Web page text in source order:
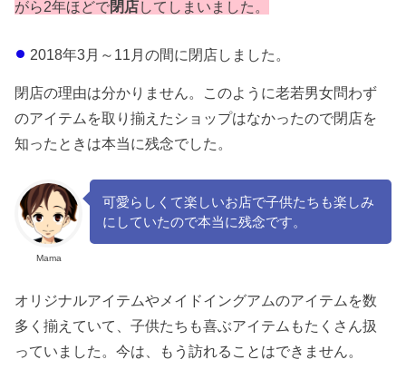
がら2年ほどで閉店してしまいました。
2018年3月～11月の間に閉店しました。
閉店の理由は分かりません。このように老若男女問わず
のアイテムを取り揃えたショップはなかったので閉店を
知ったときは本当に残念でした。
Mama
可愛らしくて楽しいお店で子供たちも楽しみ
にしていたので本当に残念です。
オリジナルアイテムやメイドイングアムのアイテムを数
多く揃えていて、子供たちも喜ぶアイテムもたくさん扱
っていました。今は、もう訪れることはできません。